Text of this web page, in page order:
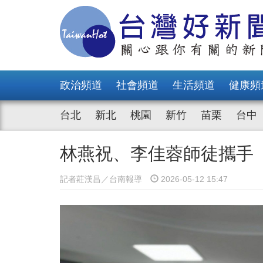
政治頻道 社會頻道 生活頻道 健康頻
台北 新北 桃園 新竹 苗栗 台中
林燕祝、李佳蓉師徒攜
記者莊漢昌／台南報導 2026-05-12 15:47